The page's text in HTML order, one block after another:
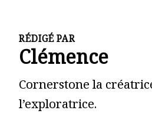
RÉDIGÉ PAR
Clémence
Cornerstone la
l’exploratrice.